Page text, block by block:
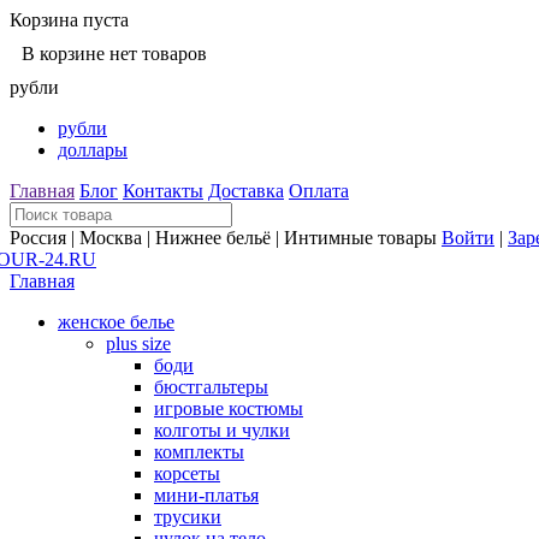
Корзина пуста
В корзине нет товаров
рубли
рубли
доллары
Главная Блог Контакты Доставка Оплата
Россия | Москва | Нижнее бельё | Интимные товары Войти |
Главная
женское белье
plus size
боди
бюстгальтеры
игровые костюмы
колготы и чулки
комплекты
корсеты
мини-платья
трусики